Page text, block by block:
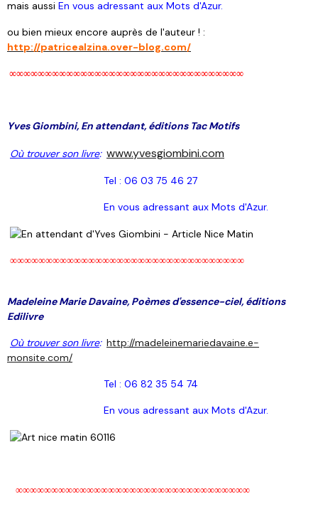
mais aussi En vous adressant aux Mots d'Azur.
ou bien mieux encore auprès de l'auteur ! :
http://patricealzina.over-blog.com/
∞∞∞∞∞∞∞∞∞∞∞∞∞∞∞∞∞∞∞∞∞∞∞∞∞∞∞∞∞∞∞∞∞
Yves Giombini, En attendant, éditions Tac Motifs
Où trouver son livre: www.yvesgiombini.com
Tel : 06 03 75 46 27
En vous adressant aux Mots d'Azur.
∞∞∞∞∞∞∞∞∞∞∞∞∞∞∞∞∞∞∞∞∞∞∞∞∞∞∞∞∞∞∞∞∞
Madeleine Marie Davaine, Poèmes d'essence-ciel, éditions
Edilivre
Où trouver son livre: http://madeleinemariedavaine.e-
monsite.com/
Tel : 06 82 35 54 74
En vous adressant aux Mots d'Azur.
∞∞∞∞∞∞∞∞∞∞∞∞∞∞∞∞∞∞∞∞∞∞∞∞∞∞∞∞∞∞∞∞∞